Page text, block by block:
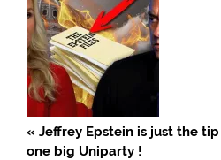
« Jeffrey Epstein is just the
one big Uniparty !